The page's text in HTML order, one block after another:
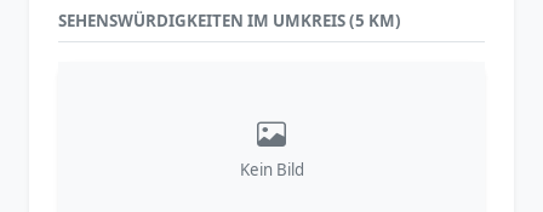
SEHENSWÜRDIGKEITEN IM UMKREIS (5 KM)
Kein Bild